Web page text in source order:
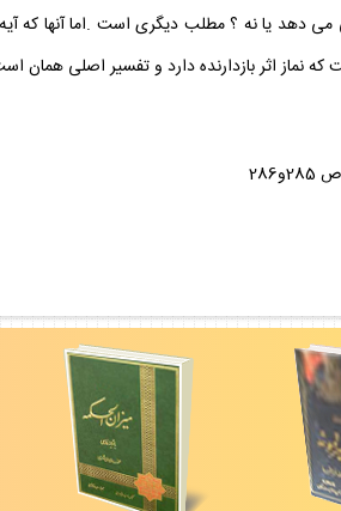
دهد يا نه ؟ مطلب ديگرى است .اما آنها كه
نماز اثر بازدارنده دارد و تفسير اصلى همان